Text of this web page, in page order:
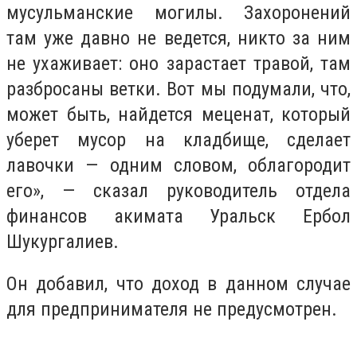
мусульманские могилы. Захоронений
там уже давно не ведется, никто за ним
не ухаживает: оно зарастает травой, там
разбросаны ветки. Вот мы подумали, что,
может быть, найдется меценат, который
уберет мусор на кладбище, сделает
лавочки — одним словом, облагородит
его», — сказал руководитель отдела
финансов акимата Уральск Ербол
Шукургалиев.
Он добавил, что доход в данном случае
для предпринимателя не предусмотрен.